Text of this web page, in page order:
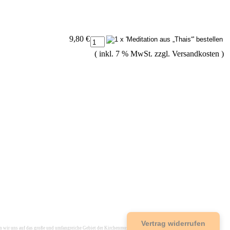
9,80 €
( inkl. 7 % MwSt. zzgl. Versandkosten )
uns auf das große und umfangreiche Gebiet der Kirchenmusik spezialisiert, um einen umfassenden Service
Vertrag widerrufen